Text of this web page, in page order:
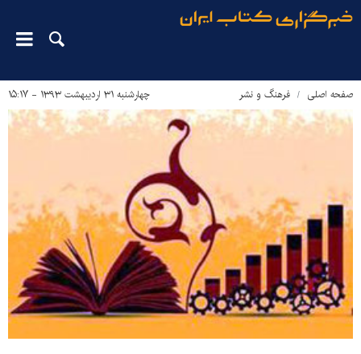
صفحه اصلی فرهنگ و نشر چهارشنبه ۳۱ اردیبهشت ۱۳۹۳ - ۱۵:۱۷